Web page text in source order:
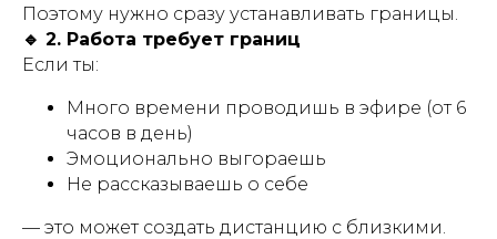
Поэтому нужно сразу устанавливать границы.
🔹 2. Работа требует границ
Если ты:
Много времени проводишь в эфире (от 6
часов в день)
Эмоционально выгораешь
Не рассказываешь о себе
— это может создать дистанцию с близкими.